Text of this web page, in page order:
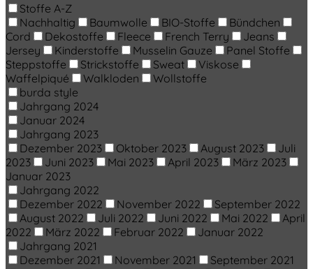
Stoffe A-Z
Nachhaltig
Baumwolle BIO-Stoffe
Bündchen
Cord
Dekostoffe Fleece French Terry
Jeans
Jersey
Kinderstoffe Musselin Gauze
Panel Stoffe
Steppstoffe
Strickstoffe Sweat
Viskose
Waffelpiqué
Walkloden
Wollstoffe
burda style
Jahrgang 2024
Januar 2024
Jahrgang 2023
Dezember 2023
Oktober 2023 August 2023
Juli
2023
Juni 2023 Mai 2023 April 2023
März 2023
Januar 2023
Jahrgang 2022
Dezember 2022
November 2022
September 2022
August 2022
Juli 2022 Juni 2022 Mai 2022
April
2022
März 2022 Februar 2022
Januar 2022
Jahrgang 2021
Dezember 2021
November 2021
September 2021